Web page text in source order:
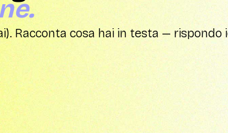
Racconta cosa hai in testa — rispondo